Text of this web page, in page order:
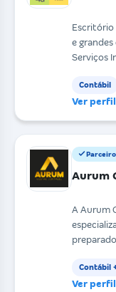
Escritório
e grandes
Serviços
Contábil
Ver perfil
Aurum
A Aurum
Contábil
Ver perfil